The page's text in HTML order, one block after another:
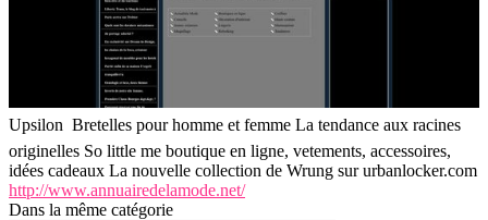
Upsilon  Bretelles pour homme et femme La tendance aux racines
originelles So little me boutique en ligne, vetements, accessoires,
idées cadeaux La nouvelle collection de Wrung sur urbanlocker.com
http://www.annuairedelamode.net/
Dans la même catégorie